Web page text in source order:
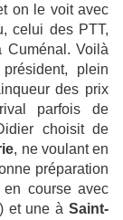
on le voit avec
celui des PTT,
Cuménal. Voilà
plein
des prix
parfois de
choisit de
, ne voulant en
préparation
course avec
et une àSaint-